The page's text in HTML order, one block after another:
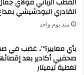
القادري البودشيشي
منذ يوم واحد
بأي معايير؟”، غضب في
صحفيي أكادير بعد
تغطية تيميتار